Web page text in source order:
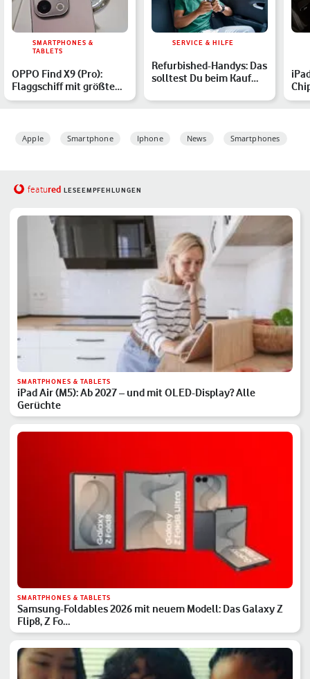
SMARTPHONES &
TABLETS
OPPO Find X9 (Pro):
Flaggschiff mit größtem
Akku startet auch bei…
SERVICE & HILFE
Refurbished-Handys: Das
solltest Du beim Kauf
Apple Smartphone Iphone News Smartphones
featured LESEEMPFEHLUNGEN
SMARTPHONES & TABLETS
iPad Air (M5): Ab 2027 – und mit OLED-Display? Alle
Gerüchte
SMARTPHONES & TABLETS
Samsung-Foldables 2026 mit neuem Modell: Das Galaxy Z
Flip8, Z Fo…